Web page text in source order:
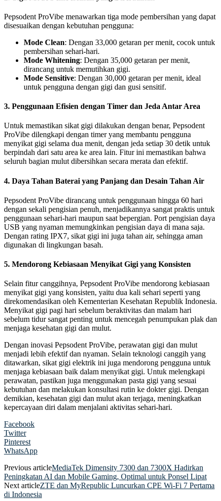
Pepsodent ProVibe menawarkan tiga mode pembersihan yang dapat
disesuaikan dengan kebutuhan pengguna:
Mode Clean: Dengan 33,000 getaran per menit, cocok untuk
pembersihan sehari-hari.
Mode Whitening: Dengan 35,000 getaran per menit,
dirancang untuk memutihkan gigi.
Mode Sensitive: Dengan 30,000 getaran per menit, ideal
untuk pengguna dengan gigi dan gusi sensitif.
3. Penggunaan Efisien dengan Timer dan Jeda Antar Area
Untuk memastikan sikat gigi dilakukan dengan benar, Pepsodent
ProVibe dilengkapi dengan timer yang membantu pengguna
menyikat gigi selama dua menit, dengan jeda setiap 30 detik untuk
berpindah dari satu area ke area lain. Fitur ini memastikan bahwa
seluruh bagian mulut dibersihkan secara merata dan efektif.
4. Daya Tahan Baterai yang Panjang dan Desain Tahan Air
Pepsodent ProVibe dirancang untuk penggunaan hingga 60 hari
dengan sekali pengisian penuh, menjadikannya sangat praktis untuk
penggunaan sehari-hari maupun saat bepergian. Port pengisian daya
USB yang nyaman memungkinkan pengisian daya di mana saja.
Dengan rating IPX7, sikat gigi ini juga tahan air, sehingga aman
digunakan di lingkungan basah.
5. Mendorong Kebiasaan Menyikat Gigi yang Konsisten
Selain fitur canggihnya, Pepsodent ProVibe mendorong kebiasaan
menyikat gigi yang konsisten, yaitu dua kali sehari seperti yang
direkomendasikan oleh Kementerian Kesehatan Republik Indonesia.
Menyikat gigi pagi hari sebelum beraktivitas dan malam hari
sebelum tidur sangat penting untuk mencegah penumpukan plak dan
menjaga kesehatan gigi dan mulut.
Dengan inovasi Pepsodent ProVibe, perawatan gigi dan mulut
menjadi lebih efektif dan nyaman. Selain teknologi canggih yang
ditawarkan, sikat gigi elektrik ini juga mendorong pengguna untuk
menjaga kebiasaan baik dalam menyikat gigi. Untuk melengkapi
perawatan, pastikan juga menggunakan pasta gigi yang sesuai
kebutuhan dan melakukan konsultasi rutin ke dokter gigi. Dengan
demikian, kesehatan gigi dan mulut akan terjaga, meningkatkan
kepercayaan diri dalam menjalani aktivitas sehari-hari.
Facebook
Twitter
Pinterest
WhatsApp
Previous articleMediaTek Dimensity 7300 dan 7300X Hadirkan
Peningkatan AI dan Mobile Gaming, Optimal untuk Ponsel Lipat
Next articleZTE dan MyRepublic Luncurkan CPE Wi-Fi 7 Pertama
di Indonesia